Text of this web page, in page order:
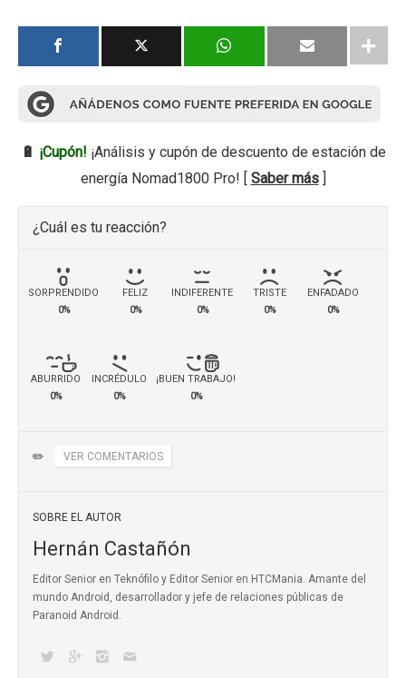
🔋 ¡Cupón! ¡Análisis y cupón de descuento de estación de
energía Nomad1800 Pro! [ Saber más]
¿Cuál es tu reacción?
SORPRENDIDO
0%
FELIZ
0%
INDIFERENTE
0%
TRISTE
0%
ENFADADO
0%
ABURRIDO
0%
INCRÉDULO
0%
¡BUEN TRABAJO!
0%
✏️ VER COMENTARIOS
SOBRE EL AUTOR
Hernán Castañón
Editor Senior en Teknófilo y Editor Senior en HTCMania. Amante del
mundo Android, desarrollador y jefe de relaciones públicas de
Paranoid Android.